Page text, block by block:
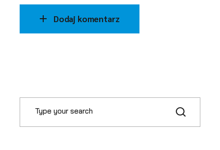
Dodaj komentarz